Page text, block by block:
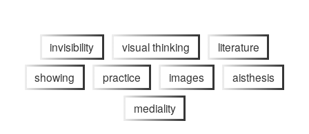
invisibility visual thinking literature
showing practice images aisthesis
mediality